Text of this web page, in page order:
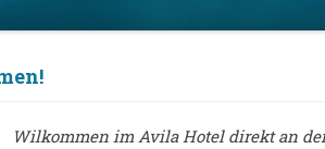
Wilkommen im Avila Hotel direkt an